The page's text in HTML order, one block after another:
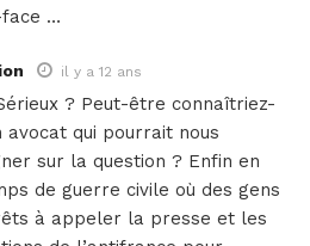
…
il y a 12 ans
? Peut-être connaîtriez-
avocat qui pourrait nous
sur la question ? Enfin en
de guerre civile où des gens
à appeler la presse et les